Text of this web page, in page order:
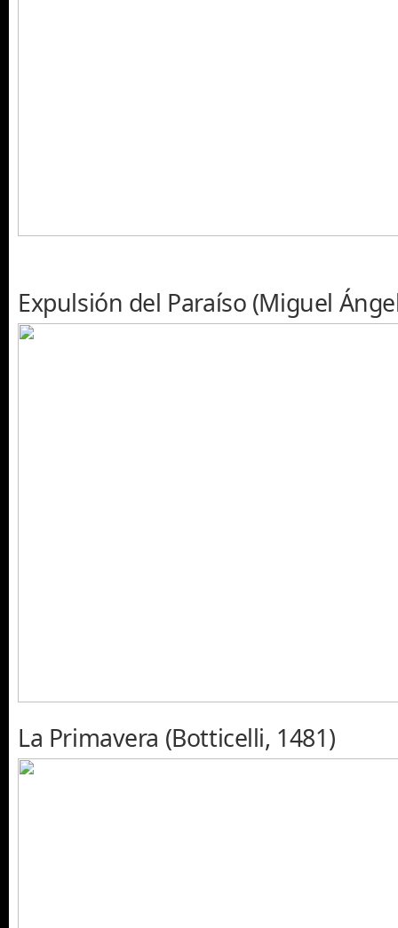
Expulsión del Paraíso (Miguel
La Primavera (Botticelli, 1481)